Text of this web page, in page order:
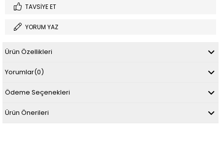
TAVSIYE ET
YORUM YAZ
Ürün Özellikleri
Yorumlar(0)
Ödeme Seçenekleri
Ürün Önerileri